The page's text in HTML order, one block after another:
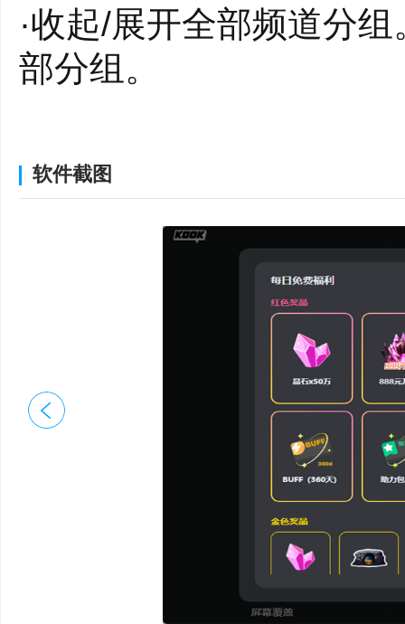
·收起/展开全部频道分
部分组。
功能优化:
·优化了服务器横幅的显
·左侧服务器列表固定
·发送文件时，无法解
·不再默认设置全屏截图
·语音工具条可显示当
·BUFF用户可加入的服
·优化了在语音频道发
当前在语音频道中的用
·修复了文字频道搜索
软件截图